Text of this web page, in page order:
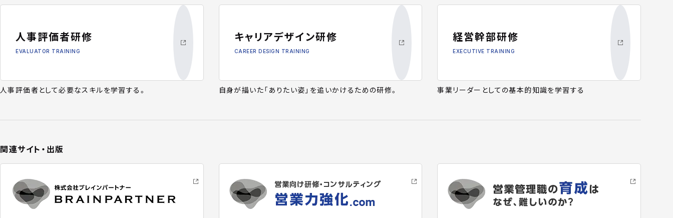
人事評価者研修
EVALUATOR TRAINING
人事評価者として必要なスキルを学習する。
キャリアデザイン研修
CAREER DESIGN TRAINING
自身が描いた「ありたい姿」を追いかけるための研修。
経営幹部研修
EXECUTIVE TRAINING
事業リーダーとしての基本的知識を学習する
関連サイト・出版